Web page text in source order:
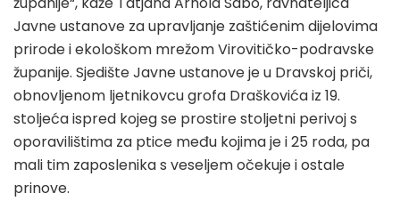
Javne ustanove za upravljanje zaštićenim dijelovima
prirode i ekološkom mrežom Virovitičko-podravske
županije. Sjedište Javne ustanove je u Dravskoj priči,
obnovljenom ljetnikovcu grofa Draškovića iz 19.
stoljeća ispred kojeg se prostire stoljetni perivoj s
oporavilištima za ptice među kojima je i 25 roda, pa
mali tim zaposlenika s veseljem očekuje i ostale
prinove.